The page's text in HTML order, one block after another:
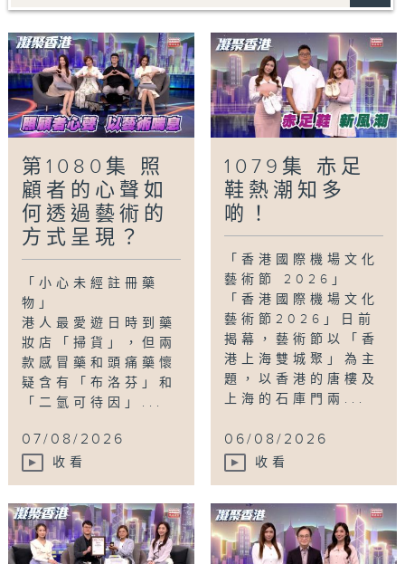
「雙軌人生Plus -棄銀行高薪當學廚」
郭景東在28歲時放棄穩定的銀行工，從零開始
學廚。至今成為Chef George的他，於8年間
已開設了7間餐廳，經歷過的艱難與挑戰不足為
外人道，而他仍專心一意貢獻飲食界，身體力行
Tag: 凝聚香港 ,Hong Kong United,社會
民生,資訊,學廚 ,崔潔彤 張嘉儀
心聲,衞生署, 註冊藥物 銀行工,雙軌人生Plus
第1080集 照
顧者的心聲如
何透過藝術的
方式呈現？
「小心未經註冊藥
物」
港人最愛遊日時到藥
妝店「掃貨」，但兩
款感冒藥和頭痛藥懷
疑含有「布洛芬」和
「二氫可待因」...
07/08/2026
收看
1079集 赤足
鞋熱潮知多
啲！
「香港國際機場文化
藝術節 2026」
「香港國際機場文化
藝術節2026」日前
揭幕，藝術節以「香
港上海雙城聚」為主
題，以香港的唐樓及
上海的石庫門兩...
06/08/2026
收看